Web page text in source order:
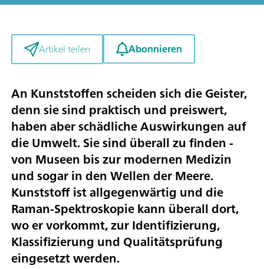
Artikel teilen Abonnieren
An Kunststoffen scheiden sich die Geister,
denn sie sind praktisch und preiswert,
haben aber schädliche Auswirkungen auf
die Umwelt. Sie sind überall zu finden -
von Museen bis zur modernen Medizin
und sogar in den Wellen der Meere.
Kunststoff ist allgegenwärtig und die
Raman-Spektroskopie kann überall dort,
wo er vorkommt, zur Identifizierung,
Klassifizierung und Qualitätsprüfung
eingesetzt werden.